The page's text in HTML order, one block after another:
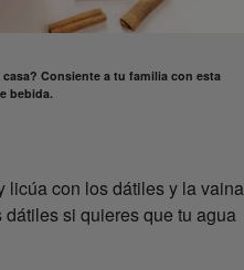
Consiente a tu familia con esta
bebida.
licúa con los dátiles y la vaina
si quieres que tu agua